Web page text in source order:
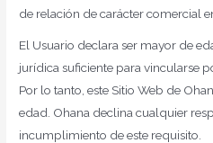
de relación de carácter comercial
El Usuario declara ser mayor de
jurídica suficiente para vincularse
Por lo tanto, este Sitio Web de
edad. Ohana declina cualquier
incumplimiento de este requisito.